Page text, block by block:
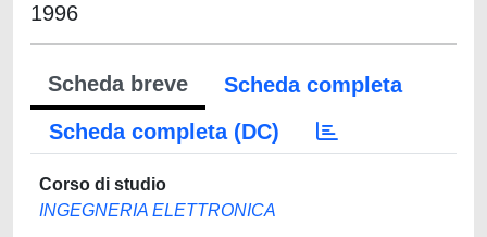
1996
Scheda breve
Scheda completa
Scheda completa (DC)
Corso di studio
INGEGNERIA ELETTRONICA